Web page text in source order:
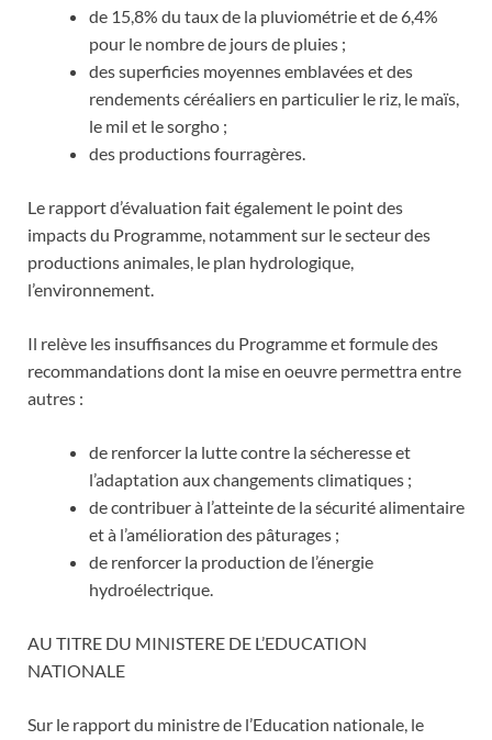
de 15,8% du taux de la pluviométrie et de 6,4%
pour le nombre de jours de pluies ;
des superficies moyennes emblavées et des
rendements céréaliers en particulier le riz, le maïs,
le mil et le sorgho ;
des productions fourragères.
Le rapport d’évaluation fait également le point des
impacts du Programme, notamment sur le secteur des
productions animales, le plan hydrologique,
l’environnement.
Il relève les insuffisances du Programme et formule des
recommandations dont la mise en oeuvre permettra entre
autres :
de renforcer la lutte contre la sécheresse et
l’adaptation aux changements climatiques ;
de contribuer à l’atteinte de la sécurité alimentaire
et à l’amélioration des pâturages ;
de renforcer la production de l’énergie
hydroélectrique.
AU TITRE DU MINISTERE DE L’EDUCATION
NATIONALE
Sur le rapport du ministre de l’Education nationale, le